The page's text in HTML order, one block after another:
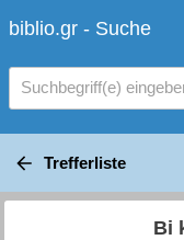
biblio.gr - Suche
Suchbegriff(e)
Trefferliste
Bi